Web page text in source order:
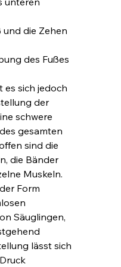
die Zehen
des Fußes
es sich jedoch
der
schwere
gesamten
sind die
die Bänder
Muskeln.
Form
Säuglingen,
lässt sich